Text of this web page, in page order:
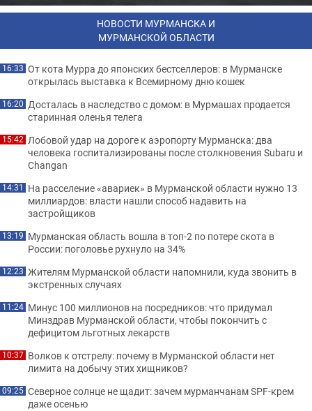
НОВОСТИ МУРМАНСКА И
МУРМАНСКОЙ ОБЛАСТИ
16:33 От кота Мурра до японских бестселлеров: в Мурманске
открылась выставка к Всемирному дню кошек
16:20 Досталась в наследство с домом: в Мурмашах продается
старинная оленья телега
15:42 Лобовой удар на дороге к аэропорту Мурманска: два
человека госпитализированы после столкновения Subaru и
Changan
14:31 На расселение «авариек» в Мурманской области нужно 13
миллиардов: власти нашли способ надавить на
застройщиков
13:19 Мурманская область вошла в топ-2 по потере скота в
России: поголовье рухнуло на 34%
12:23 Жителям Мурманской области напомнили, куда звонить в
экстренных случаях
11:24 Минус 100 миллионов на посредников: что придумал
Минздрав Мурманской области, чтобы покончить с
дефицитом льготных лекарств
10:37 Волков к отстрелу: почему в Мурманской области нет
лимита на добычу этих хищников?
09:25 Северное солнце не щадит: зачем мурманчанам SPF-крем
даже осенью